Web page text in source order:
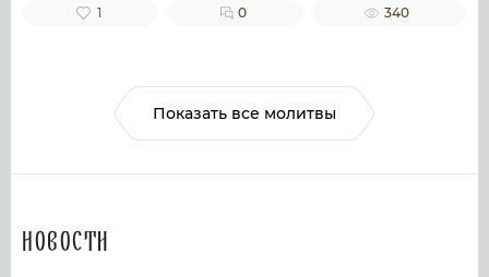
1 0 340
Показать все молитвы
Новости